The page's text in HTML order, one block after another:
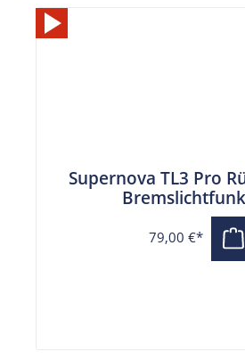
Supernova TL3 Pro
79,00 €*